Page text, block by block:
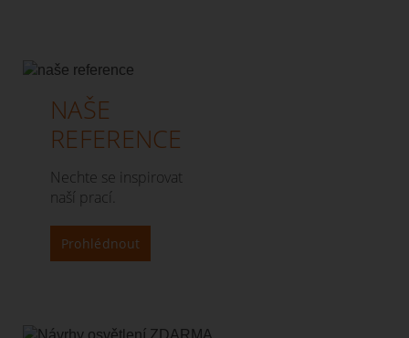
NAŠE
REFERENCE
Nechte se inspirovat
naší prací.
Prohlédnout